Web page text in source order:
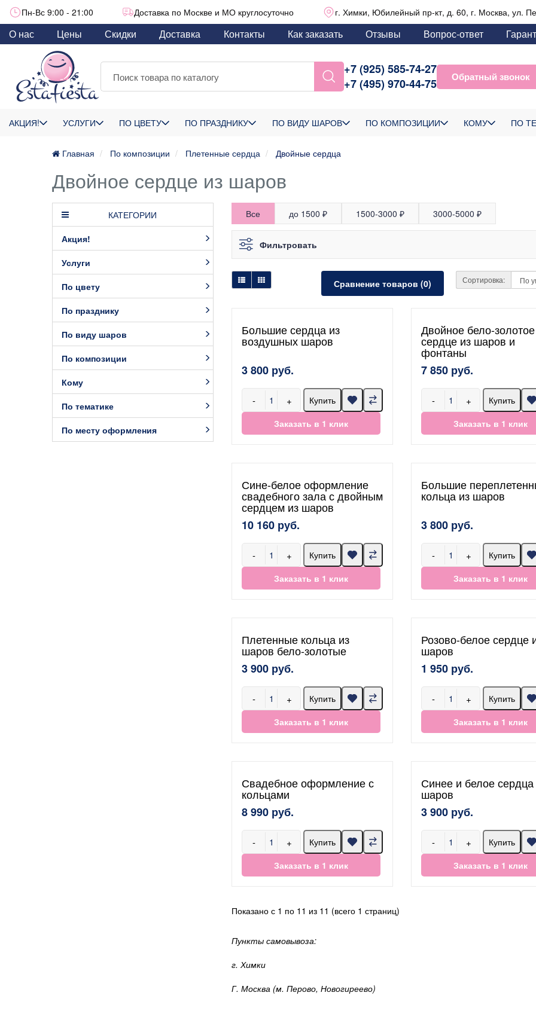
Пн-Вс 9:00 - 21:00 Доставка по Москве и МО круглосуточно г. Химки, Юбилейный пр-кт, д. 60, г. Москва, ул.
О нас Цены Скидки Доставка Контакты Как заказать Отзывы Вопрос-ответ
+7 (925) 585-74-27
+7 (495) 970-44-75
Обратный звонок
АКЦИЯ! УСЛУГИ ПО ЦВЕТУ ПО ПРАЗДНИКУ ПО ВИДУ ШАРОВ ПО КОМПОЗИЦИИ КОМУ ПО
Главная По композиции Плетенные сердца Двойные сердца
Двойное сердце из шаров
КАТЕГОРИИ
Акция!
Услуги
По цвету
По празднику
По виду шаров
По композиции
Кому
По тематике
По месту оформления
Все до 1500 ₽ 1500-3000 ₽ 3000-5000 ₽
Фильтровать
Сравнение товаров (0) Сортировка:
Большие сердца из
воздушных шаров
3 800 руб.
- +
Купить
Заказать в 1 клик
Двойное бело-золотое
сердце из шаров и
фонтаны
7 850 руб.
- +
Купить
Заказать в 1 клик
Сине-белое оформление
свадебного зала с двойным
сердцем из шаров
10 160 руб.
- +
Купить
Заказать в 1 клик
Большие
кольца из шаров
3 800 руб.
- +
Купить
Заказать в 1 клик
Плетенные кольца из
шаров бело-золотые
3 900 руб.
- +
Купить
Заказать в 1 клик
Розово-белое сердце
шаров
1 950 руб.
- +
Купить
Заказать в 1 клик
Свадебное оформление с
кольцами
8 990 руб.
- +
Купить
Заказать в 1 клик
Синее и белое сердца
шаров
3 900 руб.
- +
Купить
Заказать в 1 клик
Показано с 1 по 11 из 11 (всего 1 страниц)
Пункты самовывоза:
г. Химки
Г. Москва (м. Перово, Новогиреево)